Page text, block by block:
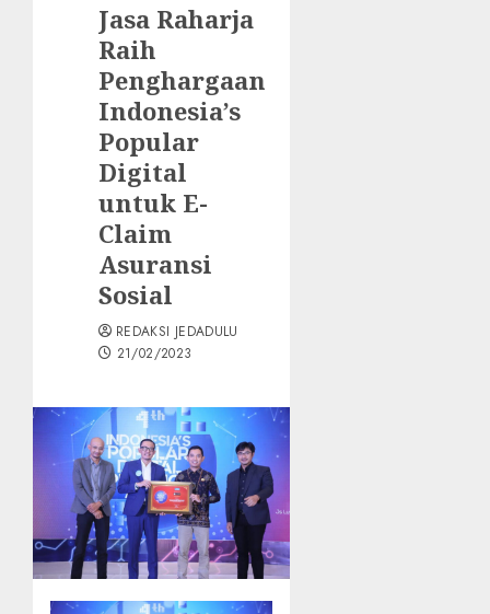
Jasa Raharja
Raih
Penghargaan
Indonesia’s
Popular
Digital
untuk E-
Claim
Asuransi
Sosial
REDAKSI JEDADULU
21/02/2023